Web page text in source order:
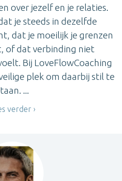
over jezelf en je relaties.
je steeds in dezelfde
dat je moeilijk je grenzen
of dat verbinding niet
Bij LoveFlowCoaching
plek om daarbij stil te
...
verder